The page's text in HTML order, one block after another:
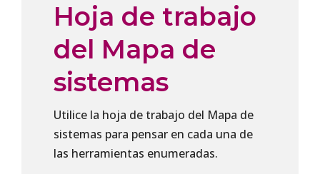
Hoja de trabajo
del Mapa de
sistemas
Utilice la hoja de trabajo del Mapa de
sistemas para pensar en cada una de
las herramientas enumeradas.